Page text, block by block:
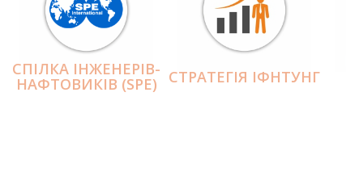
СПІЛКА ІНЖЕНЕРІВ-
НАФТОВИКІВ (SPE) СТРАТЕГІЯ ІФНТУНГ